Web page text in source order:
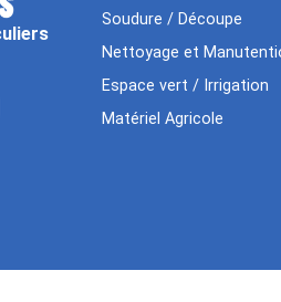
Soudure / Découpe
Nettoyage et
Espace vert / Irrigation
Matériel Agricole